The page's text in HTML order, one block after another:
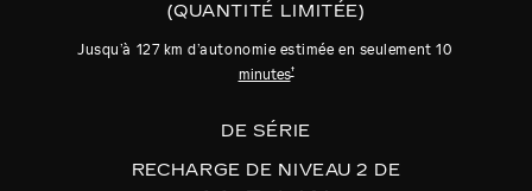
(QUANTITÉ LIMITÉE)
Jusqu’à 127 km d’autonomie estimée en seulement 10
minutes†
DE SÉRIE
RECHARGE DE NIVEAU 2 DE